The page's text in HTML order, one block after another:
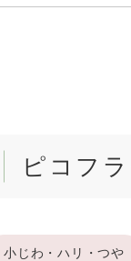
ピコフ
小じわ・ハリ・つや